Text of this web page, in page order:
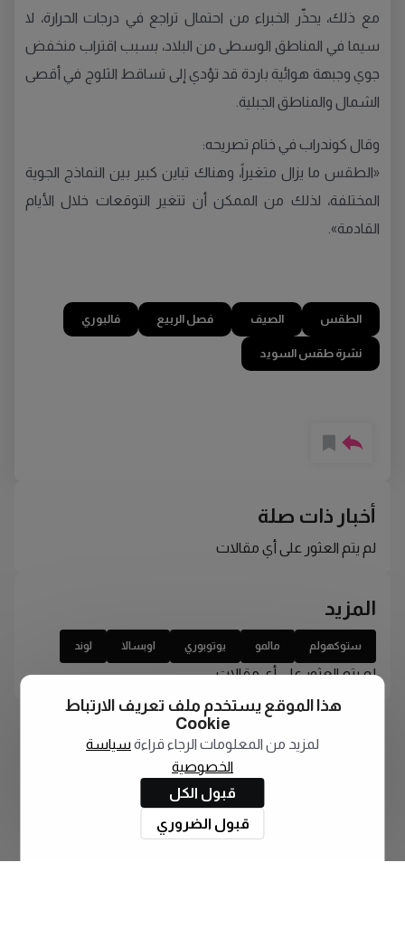
مع ذلك، يحذّر الخبراء من احتمال تراجع في درجات الحرارة، لا
سيما في المناطق الوسطى من البلاد، بسبب اقتراب منخفض
جوي وجبهة هوائية باردة قد تؤدي إلى تساقط الثلوج في أقصى
الشمال والمناطق الجبلية.
وقال كوندراب في ختام تصريحه:
«الطقس ما يزال متغيراً، وهناك تباين كبير بين النماذج الجوية
المختلفة، لذلك من الممكن أن تتغير التوقعات خلال الأيام
القادمة».
الطقس الصيف فصل الربيع فالبوري
نشرة طقس السويد
أخبار ذات صلة
لم يتم العثور على أي مقالات
المزيد
ستوكهولم مالمو يوتوبوري اوبسالا لوند
لم يتم العثور على أي مقالات
هذا الموقع يستخدم ملف تعريف الارتباط
Cookie
لمزيد من المعلومات الرجاء قراءة سياسة
الخصوصية
قبول الكل
قبول الضروري